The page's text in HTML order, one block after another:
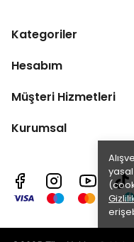
Kategoriler
Hesabım
Müşteri Hizmetleri
Kurumsal